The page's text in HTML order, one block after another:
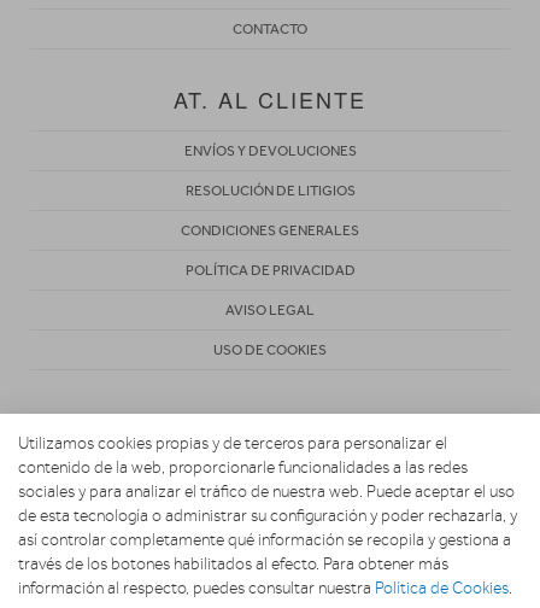
CONTACTO
AT. AL CLIENTE
ENVÍOS Y DEVOLUCIONES
RESOLUCIÓN DE LITIGIOS
CONDICIONES GENERALES
POLÍTICA DE PRIVACIDAD
AVISO LEGAL
USO DE COOKIES
Copyright 2026. MARIO ELECTRODOMESTICOS
Utilizamos cookies propias y de terceros para personalizar el
contenido de la web, proporcionarle funcionalidades a las redes
sociales y para analizar el tráfico de nuestra web. Puede aceptar el uso
de esta tecnología o administrar su configuración y poder rechazarla, y
así controlar completamente qué información se recopila y gestiona a
través de los botones habilitados al efecto. Para obtener más
información al respecto, puedes consultar nuestra Política de Cookies.